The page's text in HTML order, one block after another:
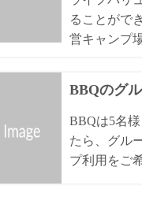
ることがで
営キャンプ
BBQのグ
BBQは5名
たら、グル
プ利用をご